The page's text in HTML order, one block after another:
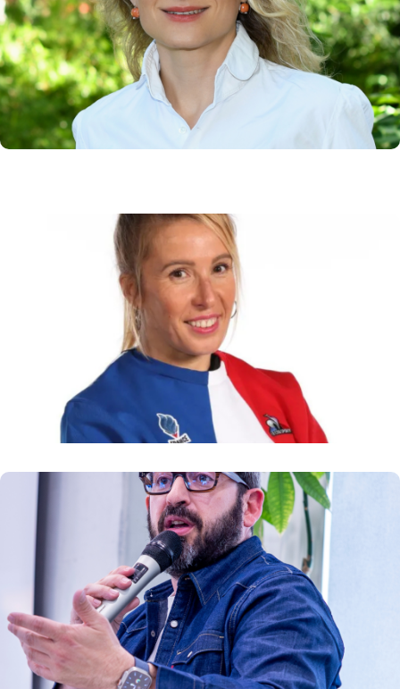
Docteur en philosophie et diplômée de
l’École Normale Supérieure
En savoir plus
Cécile HERNANDEZ
Athlète de l’équipe de France Paralympique
et Double Championne Paralympique –
Snowboard
En savoir plus
Thomas HUCHON
Journaliste et entrepreneur
En savoir plus